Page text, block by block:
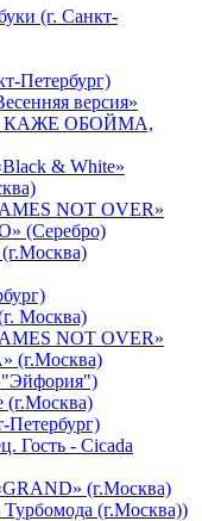
(г. Санкт-
Петербург)
версия»
КАЖЕ ОБОЙМА,
& White»
NOT OVER»
(Серебро)
Москва)
NOT OVER»
(г.Москва)
Гость - Cicada
(г.Москва)
(г.Москва))